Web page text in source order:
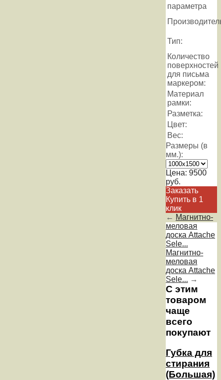
параметра
Тип:
Количество
поверхностей
для письма
маркером:
Материал
рамки:
Разметка:
Цвет:
Вес:
Размеры (в
мм.):
Цена: 9500
руб.
Заказать
Купить в 1
клик
← Магнитно-
меловая
доска Attache
Sele...
Магнитно-
меловая
доска Attache
Sele... →
С этим
товаром
чаще
всего
покупают
Губка для
стирания
(Большая)